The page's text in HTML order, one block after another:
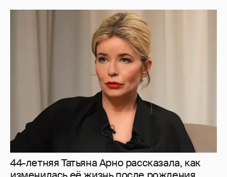
44-летняя Татьяна Арно рассказала, как